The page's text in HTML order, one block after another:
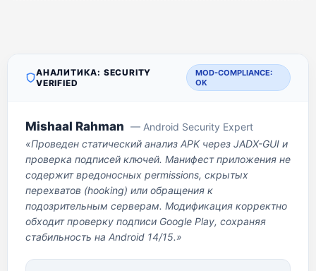
АНАЛИТИКА: SECURITY
VERIFIED
MOD-COMPLIANCE:
OK
Mishaal Rahman — Android Security Expert
«Проведен статический анализ APK через JADX-GUI и
проверка подписей ключей. Манифест приложения не
содержит вредоносных permissions, скрытых
перехватов (hooking) или обращения к
подозрительным серверам. Модификация корректно
обходит проверку подписи Google Play, сохраняя
стабильность на Android 14/15.»